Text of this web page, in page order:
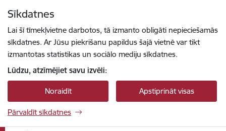
Sīkdatnes
Lai šī tīmekļvietne darbotos, tā izmanto obligāti nepieciešamās
sīkdatnes. Ar Jūsu piekrišanu papildus šajā vietnē var tikt
izmantotas statistikas un sociālo mediju sīkdatnes.
Lūdzu, atzīmējiet savu izvēli:
Noraidīt Apstiprināt visas
Pārvaldīt sīkdatnes